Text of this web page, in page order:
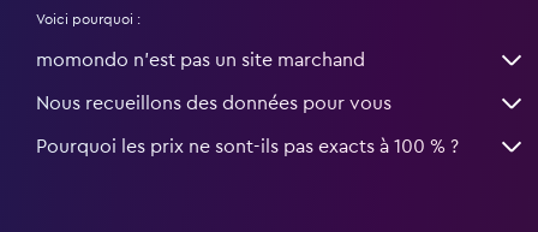
Voici pourquoi :
momondo n'est pas un site marchand
Nous recueillons des données pour vous
Pourquoi les prix ne sont-ils pas exacts à 100 % ?